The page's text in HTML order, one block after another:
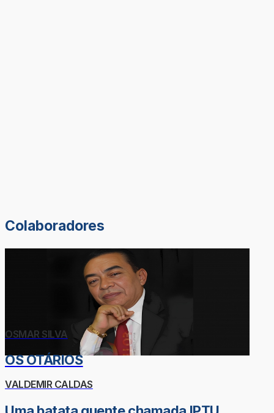
Colaboradores
OSMAR SILVA
OS OTÁRIOS
VALDEMIR CALDAS